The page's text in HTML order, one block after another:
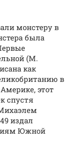
монстеру в
была
(M.
как
в
этот
спустя
издал
Южной